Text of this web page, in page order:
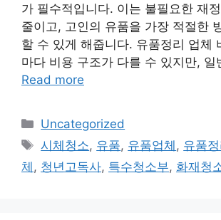
가 필수적입니다. 이는 불필요한 재
줄이고, 고인의 유품을 가장 적절한
할 수 있게 해줍니다. 유품정리 업체
마다 비용 구조가 다를 수 있지만,
Read more
Categories
Uncategorized
Tags
시체청소, 유품, 유품업체 , 유품
체 , 청년고독사, 특수청소부, 화재청